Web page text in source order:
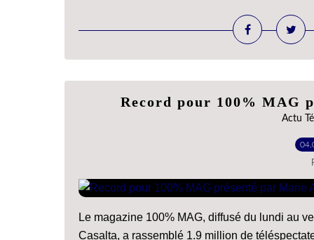
Record pour 100% MAG
Actu
Le magazine 100% MAG, diffusé du lundi au
Casalta, a rassemblé 1.9 million de